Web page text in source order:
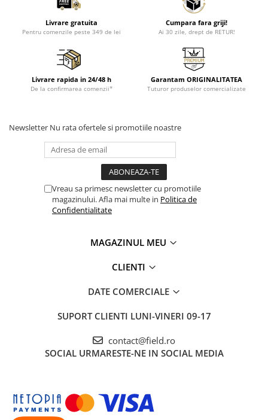
Livrare gratuita
Pentru comenzile peste 349 de lei
Cumpara fara griji!
Ai 30 zile, drept de RETUR!
Livrare rapida in 24/48 h
De la confirmarea comenzii*
Garantam ORIGINALITATEA
Tuturor produselor comercializate
Newsletter Nu rata ofertele si promotiile noastre
Vreau sa primesc newsletter cu promotiile
magazinului. Afla mai multe in Politica de
Confidentialitate
MAGAZINUL MEU
CLIENTI
DATE COMERCIALE
SUPORT CLIENTI LUNI-VINERI 09-17
contact@field.ro
SOCIAL URMARESTE-NE IN SOCIAL MEDIA